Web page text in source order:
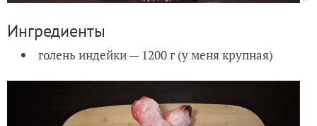
Ингредиенты
голень индейки — 1200 г (у меня крупная)